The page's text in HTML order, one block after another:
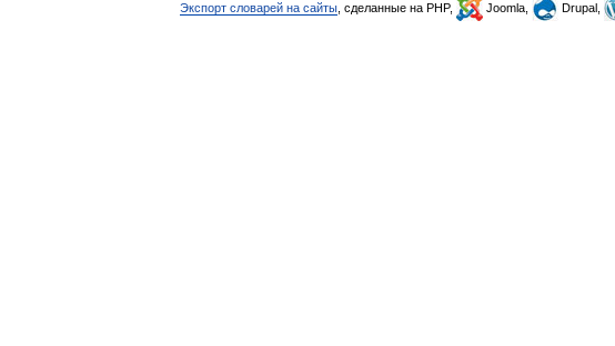
Экспорт словарей на сайты , сделанные на PHP, Joomla, Drupal,